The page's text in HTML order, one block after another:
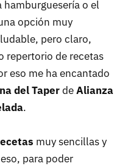
hamburguesería o el
opción muy
pero claro,
repertorio de recetas
eso me ha encantado
del TaperdeAlianza
.
muy sencillas y
para poder